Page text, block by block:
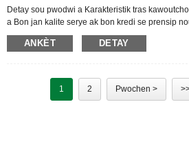
Detay sou pwodwi a Karakteristik tras
a Bon jan kalite serye ak bon kredi se prensip
yon pozisyon tèt klas. Nou respekte prensip
an sipwèm" pou tras kawoutchou sètifika IOS
ANKÈT DETAY
1 2 Pwochen >